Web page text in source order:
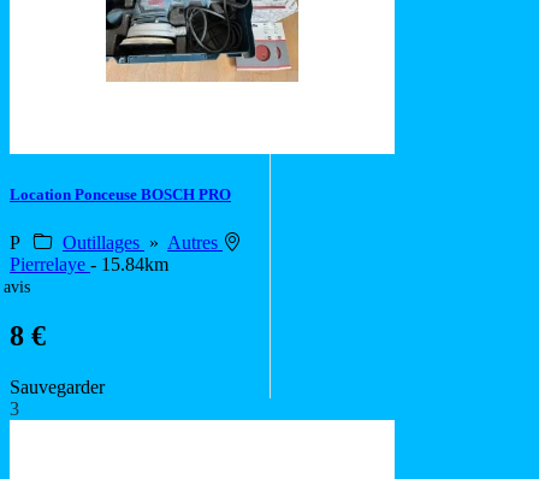
Location Ponceuse BOSCH PRO
P Outillages » Autres
Pierrelaye - 15.84km
avis
8 €
Sauvegarder
3